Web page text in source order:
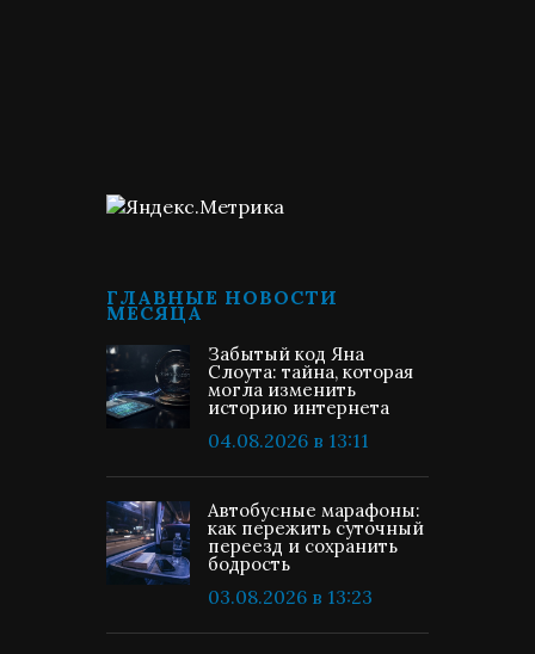
ГЛАВНЫЕ НОВОСТИ
МЕСЯЦА
Забытый код Яна
Слоута: тайна, которая
могла изменить
историю интернета
04.08.2026 в 13:11
Автобусные марафоны:
как пережить суточный
переезд и сохранить
бодрость
03.08.2026 в 13:23